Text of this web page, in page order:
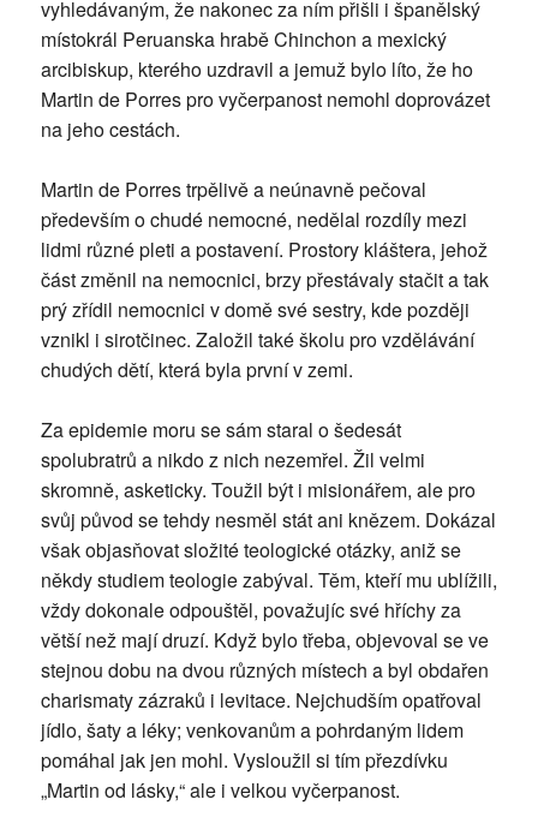
vyhledávaným, že nakonec za ním přišli i španělský
místokrál Peruanska hrabě Chinchon a mexický
arcibiskup, kterého uzdravil a jemuž bylo líto, že ho
Martin de Porres pro vyčerpanost nemohl doprovázet
na jeho cestách.
Martin de Porres trpělivě a neúnavně pečo­val
především o chudé nemocné, nedělal rozdíly mezi
lidmi různé pleti a postavení. Prostory kláštera, jehož
část změnil na nemocnici, brzy přestávaly stačit a tak
prý zřídil nemocnici v domě své sestry, kde později
vznikl i sirotčinec. Založil také školu pro vzdělávání
chudých dětí, která byla první v zemi.
Za epidemie moru se sám staral o šedesát
spolubratrů a nikdo z nich nezemřel. Žil velmi
skromně, asketicky. Toužil být i misionářem, ale pro
svůj původ se tehdy nesměl stát ani knězem. Dokázal
však objasňovat složité teologické otázky, aniž se
někdy studiem teologie zabýval. Těm, kteří mu ublížili,
vždy dokonale odpouštěl, považujíc své hříchy za
větší než mají druzí. Když bylo třeba, objevoval se ve
stejnou dobu na dvou různých místech a byl obdařen
charismaty zázraků i levitace. Nejchudším opatřoval
jídlo, šaty a léky; venkovanům a pohrdaným lidem
pomáhal jak jen mohl. Vysloužil si tím přezdívku
„Martin od lásky,“ ale i velkou vyčerpanost.